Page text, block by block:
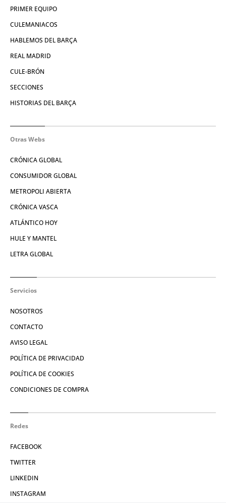
PRIMER EQUIPO
CULEMANIACOS
HABLEMOS DEL BARÇA
REAL MADRID
CULE-BRÓN
SECCIONES
HISTORIAS DEL BARÇA
Otras Webs
CRÓNICA GLOBAL
CONSUMIDOR GLOBAL
METROPOLI ABIERTA
CRÓNICA VASCA
ATLÁNTICO HOY
HULE Y MANTEL
LETRA GLOBAL
Servicios
NOSOTROS
CONTACTO
AVISO LEGAL
POLÍTICA DE PRIVACIDAD
POLÍTICA DE COOKIES
CONDICIONES DE COMPRA
Redes
FACEBOOK
TWITTER
LINKEDIN
INSTAGRAM